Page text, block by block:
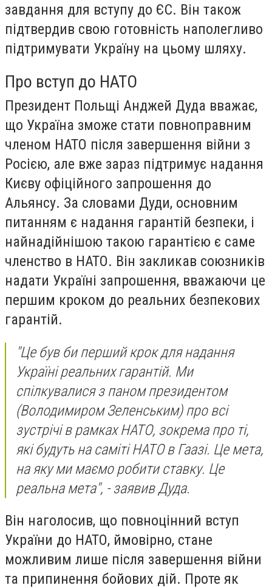
завдання для вступу до ЄС. Він також
підтвердив свою готовність наполегливо
підтримувати Україну на цьому шляху.
Про вступ до НАТО
Президент Польщі Анджей Дуда вважає,
що Україна зможе стати повноправним
членом НАТО після завершення війни з
Росією, але вже зараз підтримує надання
Києву офіційного запрошення до
Альянсу. За словами Дуди, основним
питанням є надання гарантій безпеки, і
найнадійнішою такою гарантією є саме
членство в НАТО. Він закликав союзників
надати Україні запрошення, вважаючи це
першим кроком до реальних безпекових
гарантій.
"Це був би перший крок для надання
Україні реальних гарантій. Ми
спілкувалися з паном президентом
(Володимиром Зеленським) про всі
зустрічі в рамках НАТО, зокрема про ті,
які будуть на саміті НАТО в Гаазі. Це мета,
на яку ми маємо робити ставку. Це
реальна мета", - заявив Дуда.
Він наголосив, що повноцінний вступ
України до НАТО, ймовірно, стане
можливим лише після завершення війни
та припинення бойових дій. Проте як